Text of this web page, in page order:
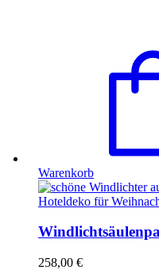
Warenkorb
258,00 €